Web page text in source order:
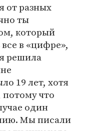
от разных
ты
который
в «цифре»,
решила
19 лет, хотя
что
один
Мы писали